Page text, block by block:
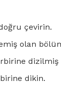
çevirin.
olan
dikin.